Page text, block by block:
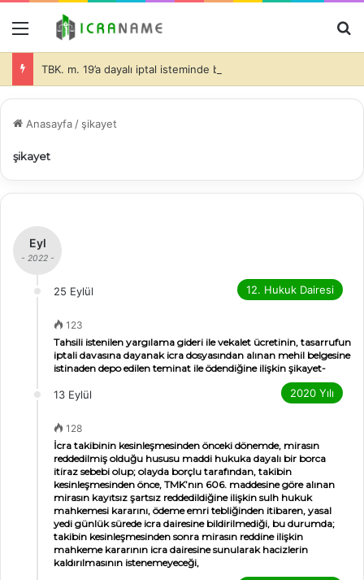
Menü
Anasayfa/ şikayet
şikayet
Eyl
- 2022 -
25 Eylül 12. Hukuk Dairesi
123
Tahsili istenilen yargılama gideri ile vekalet ücretinin, tasarrufun
iptali davasına dayanak icra dosyasından alınan mehil belgesine
istinaden depo edilen teminat ile ödendiğine ilişkin şikayet-
13 Eylül 2020 Yılı
128
İcra takibinin kesinleşmesinden önceki dönemde, mirasın
reddedilmiş olduğu hususu maddi hukuka dayalı bir borca
itiraz sebebi olup; olayda borçlu tarafından, takibin
kesinleşmesinden önce, TMK’nın 606. maddesine göre alınan
mirasın kayıtsız şartsız reddedildiğine ilişkin sulh hukuk
mahkemesi kararını, ödeme emri tebliğinden itibaren, yasal
yedi günlük sürede icra dairesine bildirilmediği, bu durumda;
takibin kesinleşmesinden sonra mirasın reddine ilişkin
mahkeme kararının icra dairesine sunularak hacizlerin
kaldırılmasının istenemeyeceği,